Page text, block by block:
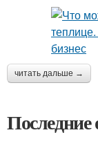
читать дальше →
Последние